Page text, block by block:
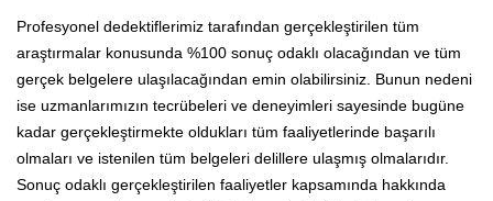
Profesyonel dedektiflerimiz tarafından gerçekleştirilen tüm
araştırmalar konusunda %100 sonuç odaklı olacağından ve tüm
gerçek belgelere ulaşılacağından emin olabilirsiniz. Bunun nedeni
ise uzmanlarımızın tecrübeleri ve deneyimleri sayesinde bugüne
kadar gerçekleştirmekte oldukları tüm faaliyetlerinde başarılı
olmaları ve istenilen tüm belgeleri delillere ulaşmış olmalarıdır.
Sonuç odaklı gerçekleştirilen faaliyetler kapsamında hakkında